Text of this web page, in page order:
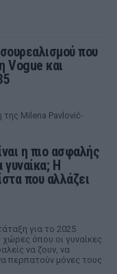
που
Vogue και
Milena Pavlović-
η πιο ασφαλής
γυναίκα; Η
που αλλάζει
για το 2025
χώρες όπου οι γυναίκες
να ζουν, να
περπατούν μόνες τους